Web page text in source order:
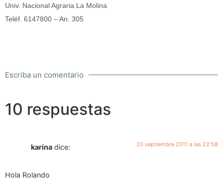
Univ. Nacional Agraria La Molina
Teléf. 6147800 – An. 305
Escriba un comentario
10 respuestas
karina dice: 20 septiembre 2011 a las 22:58
Hola Rolando